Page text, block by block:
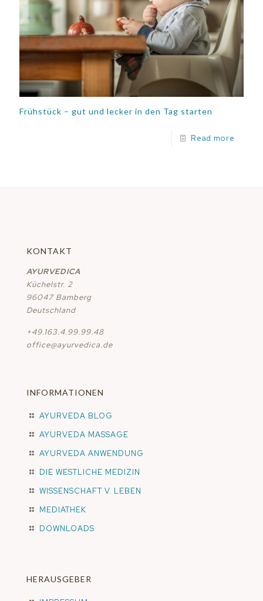
Frühstück – gut und lecker in den Tag starten
Read more
KONTAKT
AYURVEDICA
Küchelstr. 2
96047 Bamberg
Deutschland
+49.163.4.99.99.48
office@ayurvedica.de
INFORMATIONEN
AYURVEDA BLOG
AYURVEDA MASSAGE
AYURVEDA ANWENDUNG
DIE WESTLICHE MEDIZIN
WISSENSCHAFT V. LEBEN
MEDIATHEK
DOWNLOADS
HERAUSGEBER